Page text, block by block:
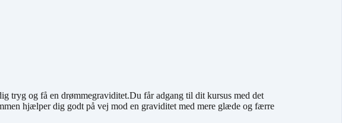
tryg og få en drømmegraviditet.Du får adgang til dit kursus med det
hjælper dig godt på vej mod en graviditet med mere glæde og færre